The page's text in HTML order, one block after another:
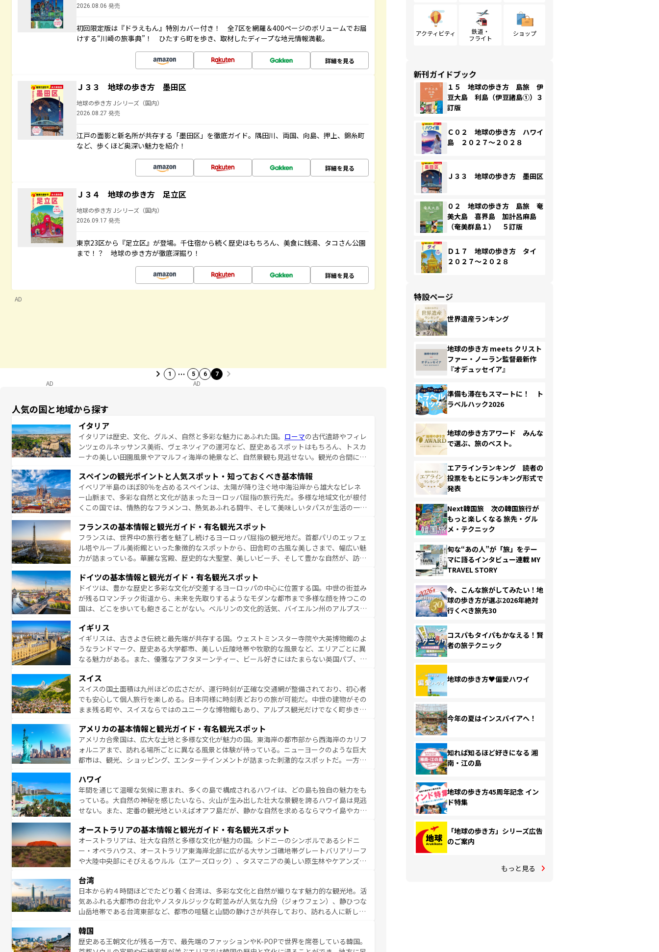
2026.08.06 発売
初回限定版は『ドラえもん』特別カバー付き！ 全7区を網羅＆400ページのボリュームでお届
けする“川崎の旅事典”！ ひたすら町を歩き、取材したディープな地元情報満載。
詳細を見る
Ｊ３３ 地球の歩き方 墨田区
地球の歩き方 Jシリーズ（国内）
2026.08.27 発売
江戸の面影と新名所が共存する「墨田区」を徹底ガイド。隅田川、両国、向島、押上、錦糸町
など、歩くほど奥深い魅力を紹介！
詳細を見る
Ｊ３４ 地球の歩き方 足立区
地球の歩き方 Jシリーズ（国内）
2026.09.17 発売
東京23区から『足立区』が登場。千住宿から続く歴史はもちろん、美食に銭湯、タコさん公園
まで！？ 地球の歩き方が徹底深掘り！
詳細を見る
AD
1 … 5 6 7
AD AD
人気の国と地域から探す
イタリア
イタリアは歴史、文化、グルメ、自然と多彩な魅力にあふれた国。 ローマの古代遺跡やフィレ
ンツェのルネッサンス美術、ヴェネツィアの運河など、歴史あるスポットはもちろん、トスカ
ーナの美しい田園風景やアマルフィ海岸の絶景など、自然景観も見逃せない。観光の合間に
夜眠るまで、すべての瞬間を楽しませてくれるイタリアで、忘れられない旅をしてみよう！
なお、新着のイタリア情報はコンテンツ一覧を参照してほしい。
スペインの観光ポイントと人気スポット・知っておくべき基本情報
イベリア半島のほぼ80％を占めるスペインは、太陽が降り注ぐ地中海沿岸から雄大なピレネ
ー山脈まで、多彩な自然と文化が詰まったヨーロッパ屈指の旅行先だ。多様な地域文化が根付
くこの国では、情熱的なフラメンコ、熱気あふれる闘牛、そして美味しいタパスが生活の一部
ら、地方では古代ローマ遺跡や中世の城塞都市、穏やかなビーチリゾートまで多彩な表情を見
せる。地方によって風土や気候が異なるスペインはその個性で訪れる人を魅了する。 なお、
新着のスペイン情報はコンテンツ一覧を参照してほしい。
フランスの基本情報と観光ガイド・有名観光スポット
フランスは、世界中の旅行者を魅了し続けるヨーロッパ屈指の観光地だ。首都パリのエッフェ
ル塔やルーブル美術館といった象徴的なスポットから、田舎町の古風な美しさまで、幅広い魅
力が詰まっている。華麗な宮殿、歴史的な大聖堂、美しいビーチ、そして豊かな自然が、訪れ
無形文化遺産にも登録されている。シャンパンの発祥地であるランス、プロヴァンスの香り高
いラベンダー畑など、多彩な楽しみ方が可能だ。さらに、パリ以外の地域にも魅力が溢れてお
り、どの街角にも豊かな歴史と文化が息づいている。パリ以外の個性あふれる地方に足を運ぶ
とそれぞれで全く異なる文化を体験できるだろう。 なお、新着のフランス情報はコンテンツ
ドイツの基本情報と観光ガイド・有名観光スポット
ドイツは、豊かな歴史と多彩な文化が交差するヨーロッパの中心に位置する国。中世の街並み
が残るロマンチック街道から、未来を先取りするようなモダンな都市まで多様な顔を持つこの
国は、どこを歩いても飽きることがない。ベルリンの文化的活気、バイエルン州のアルプスの
ら地元の人と過ごす楽しい時間は、お酒好きな人にはぜひ体験してほしい。 なお、新着のド
イツ情報はコンテンツ一覧を参照してほしい。
イギリス
イギリスは、古きよき伝統と最先端が共存する国。ウェストミンスター寺院や大英博物館のよ
うなランドマーク、歴史ある大学都市、美しい丘陵地帯や牧歌的な風景など、エリアごとに異
なる魅力がある。また、優雅なアフタヌーンティー、ビール好きにはたまらない英国パブ、サ
お、新着のイギリス情報は
スイス
スイスの国土面積は九州ほどの広さだが、運行時刻が正確な交通網が整備されており、初心者
でも安心して個人旅行を楽しめる。日本同様に時刻表どおりの旅が可能だ。中世の建物がその
まま残る町や、スイスならではのユニークな博物館もあり、アルプス観光だけでなく町歩きも
ービスもあり、うまく活用すれば市内交通費無料で観光を楽しむこともできる。 なお、新着
のスイス情報はコンテンツ一覧 を参照してほしい。
アメリカの基本情報と観光ガイド・有名観光スポット
アメリカ合衆国は、広大な土地と多様な文化が魅力の国。東海岸の都市部から西海岸のカリフ
ォルニアまで、訪れる場所ごとに異なる風景と体験が待っている。ニューヨークのような巨大
都市は、観光、ショッピング、エンターテインメントが詰まった刺激的なスポットだ。一方、
絶景が堪能できる。さらに、南部のニューオーリンズでは、音楽と美食が融合した独特の文化
が魅力。旅行者はアメリカの各地域で異なる魅力を楽しみながら、その多様性と豊かな歴史を
感じることができるだろう。車でのロードトリップや列車の旅も、アメリカならではの贅沢な
旅のスタイルだ。 なお、新着のアメリカ情報はコンテンツ一覧を参照してほしい。
ハワイ
年間を通じて温暖な気候に恵まれ、多くの島で構成されるハワイは、どの島も独自の魅力をも
っている。大自然の神秘を感じたいなら、火山が生み出した壮大な景観を誇るハワイ島は見逃
せない。また、定番の観光地といえばオアフ島だが、静かな自然を求めるならマウイ島やカウ
る。「アロハスピリット」と呼ばれるおもてなしの心で訪れる人々を迎えてくれるハワイの
人々、おいしいローカルフードやハワイアンミュージック、伝統的なフラダンスなど、すべて
がハワイの魅力を彩っている。訪れるたびに新しい発見と感動が待っているハワイを、存分に
味わってほしい。 なお、新着のハワイ情報はコンテンツ一覧を参照してほしい。
オーストラリアの基本情報と観光ガイド・有名観光スポット
オーストラリアは、壮大な自然と多様な文化が魅力の国。シドニーのシンボルであるシドニ
ー・オペラハウス、オーストラリア東海岸北部に広がる大サンゴ礁地帯グレートバリアリーフ
や大陸中央部にそびえるウルル（エアーズロック）、タスマニアの美しい原生林やケアンズの
豊かで、美味しいものであふれている。アクティビティも充実しており、サーフィンやダイビ
ング、ハイキングなど、アウトドア好きにはたまらない。オーストラリアの多彩な魅力を存分
に味わいつくそう。 なお、新着のオーストラリア情報はコンテンツ一覧を参照してほしい。
台湾
日本から約４時間ほどでたどり着く台湾は、多彩な文化と自然が織りなす魅力的な観光地。活
気あふれる大都市の台北やノスタルジックな町並みが人気な九份（ジォウフェン）、静ひつな
山岳地帯である台湾東部など、都市の喧騒と山間の静けさが共存しており、訪れる人に新しい
から高級料理、ヘルシーで美容にもいいと評判のスイーツなど、バラエティ豊かな料理が味わ
える。 なお、新着の台湾情報はコンテンツ一覧を参照してほしい。
韓国
歴史ある王朝文化が残る一方で、最先端のファッションやK-POPで世界を席巻している韓国。
アクティビティ
鉄道・
フライト
ショップ
新刊ガイドブック
１５ 地球の歩き方 島旅 伊
豆大島 利島（伊豆諸島①）３
訂版
Ｃ０２ 地球の歩き方 ハワイ
島 ２０２７～２０２８
Ｊ３３ 地球の歩き方 墨田区
０２ 地球の歩き方 島旅 奄
美大島 喜界島 加計呂麻島
（奄美群島１） ５訂版
Ｄ１７ 地球の歩き方 タイ
２０２７～２０２８
特設ページ
世界遺産ランキング
地球の歩き方 meets クリスト
ファー・ノーラン監督最新作
『オデュッセイア』
準備も滞在もスマートに！ ト
ラベルハック2026
地球の歩き方アワード みんな
で選ぶ、旅のベスト。
エアラインランキング 読者の
投票をもとにランキング形式で
発表
Next韓国旅 次の韓国旅行が
もっと楽しくなる 旅先・グル
メ・テクニック
旬な“あの人”が「旅」をテー
マに語るインタビュー連載 MY
TRAVEL STORY
今、こんな旅がしてみたい！地
球の歩き方が選ぶ2026年絶対
行くべき旅先30
コスパもタイパもかなえる！賢
者の旅テクニック
地球の歩き方♥偏愛ハワイ
今年の夏はインスパイアへ！
知れば知るほど好きになる 湘
南・江の島
地球の歩き方45周年記念 イン
ド特集
「地球の歩き方」シリーズ広告
のご案内
もっと見る